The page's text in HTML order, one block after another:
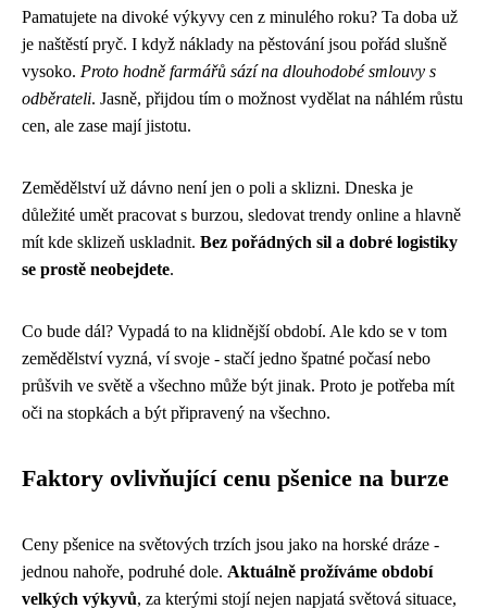
Pamatujete na divoké výkyvy cen z minulého roku? Ta doba už
je naštěstí pryč. I když náklady na pěstování jsou pořád slušně
vysoko. Proto hodně farmářů sází na dlouhodobé smlouvy s
odběrateli. Jasně, přijdou tím o možnost vydělat na náhlém růstu
cen, ale zase mají jistotu.
Zemědělství už dávno není jen o poli a sklizni. Dneska je
důležité umět pracovat s burzou, sledovat trendy online a hlavně
mít kde sklizeň uskladnit. Bez pořádných sil a dobré logistiky
se prostě neobejdete.
Co bude dál? Vypadá to na klidnější období. Ale kdo se v tom
zemědělství vyzná, ví svoje - stačí jedno špatné počasí nebo
průšvih ve světě a všechno může být jinak. Proto je potřeba mít
oči na stopkách a být připravený na všechno.
Faktory ovlivňující cenu pšenice na burze
Ceny pšenice na světových trzích jsou jako na horské dráze -
jednou nahoře, podruhé dole. Aktuálně prožíváme období
velkých výkyvů, za kterými stojí nejen napjatá světová situace,